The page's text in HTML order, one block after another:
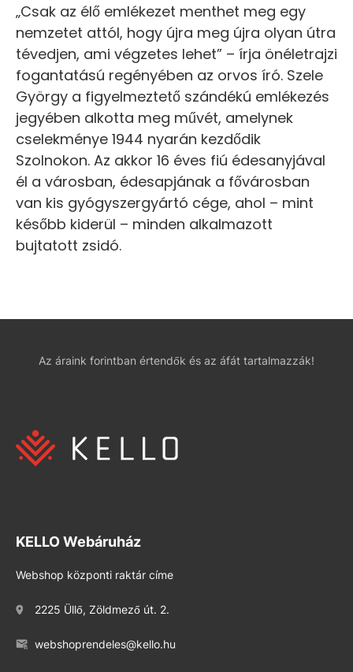
„Csak az élő emlékezet menthet meg egy
nemzetet attól, hogy újra meg újra olyan útra
tévedjen, ami végzetes lehet” – írja önéletrajzi
fogantatású regényében az orvos író. Szele
György a figyelmeztető szándékú emlékezés
jegyében alkotta meg művét, amelynek
cselekménye 1944 nyarán kezdődik
Szolnokon. Az akkor 16 éves fiú édesanyjával
él a városban, édesapjának a fővárosban
van kis gyógyszergyártó cége, ahol – mint
később kiderül – minden alkalmazott
bujtatott zsidó.
Az áraink forintban értendők és az áfát tartalmazzák!
KELLO Webáruház
Webshop központi raktár címe
2225 Üllő, Zöldmező út. 2.
webshoprendeles@kello.hu